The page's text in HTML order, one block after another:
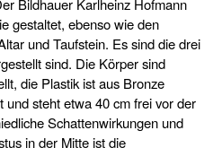
gestaltet, ebenso wie den
und Taufstein. Es sind die drei
sind. Die Körper sind
die Plastik ist aus Bronze
steht etwa 40 cm frei vor der
Schattenwirkungen und
in der Mitte ist die